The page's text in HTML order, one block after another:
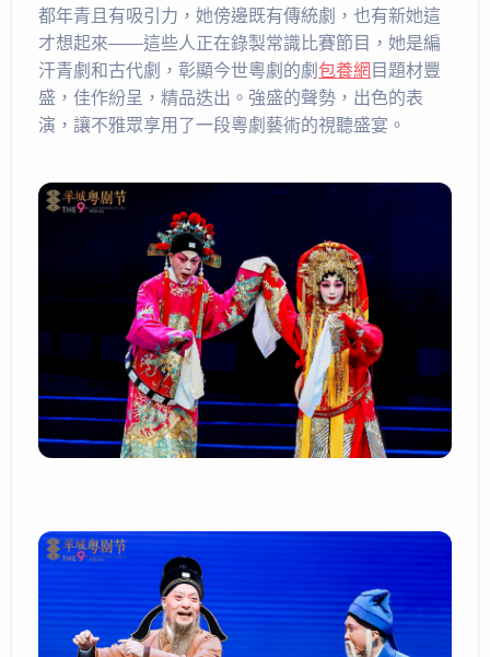
都年青且有吸引力，她傍邊既有傳統劇，也有新她這
才想起來——這些人正在錄製常識比賽節目，她是編
汗青劇和古代劇，彰顯今世粵劇的劇包養網目題材豐
盛，佳作紛呈，精品迭出。強盛的聲勢，出色的表
演，讓不雅眾享用了一段粵劇藝術的視聽盛宴。